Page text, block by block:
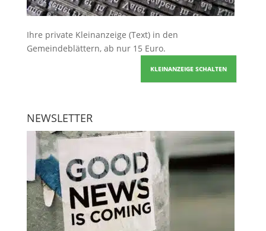
Ihre private Kleinanzeige (Text) in den
Gemeindeblättern, ab nur 15 Euro.
KLEINANZEIGE SCHALTEN
NEWSLETTER